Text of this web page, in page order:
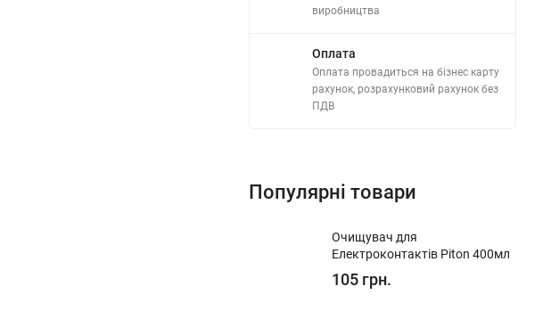
виробництва
Оплата
Оплата провадиться на бізнес карту
рахунок, розрахунковий рахунок без
ПДВ
Популярні товари
Очищувач для
Електроконтактів Piton 400мл
105 грн.